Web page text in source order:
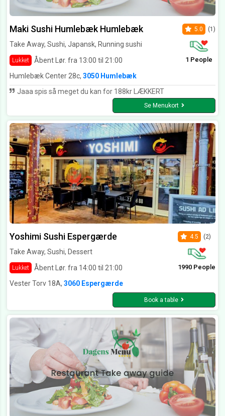
Maki Sushi Humlebæk Humlebæk
Take Away, Sushi, Japansk, Running sushi
Lukket Åbent Lør. fra 13:00 til 21:00
5.0 (1)
1 People
Humlebæk Center 28c, 3050 Humlebæk
Jaaa spis så meget du kan for 188kr LÆKKERT
Se Menukort
Yoshimi Sushi Espergærde
Take Away, Sushi, Dessert
Lukket Åbent Lør. fra 14:00 til 21:00
4.5 (2)
1990 People
Vester Torv 18A, 3060 Espergærde
Book a table